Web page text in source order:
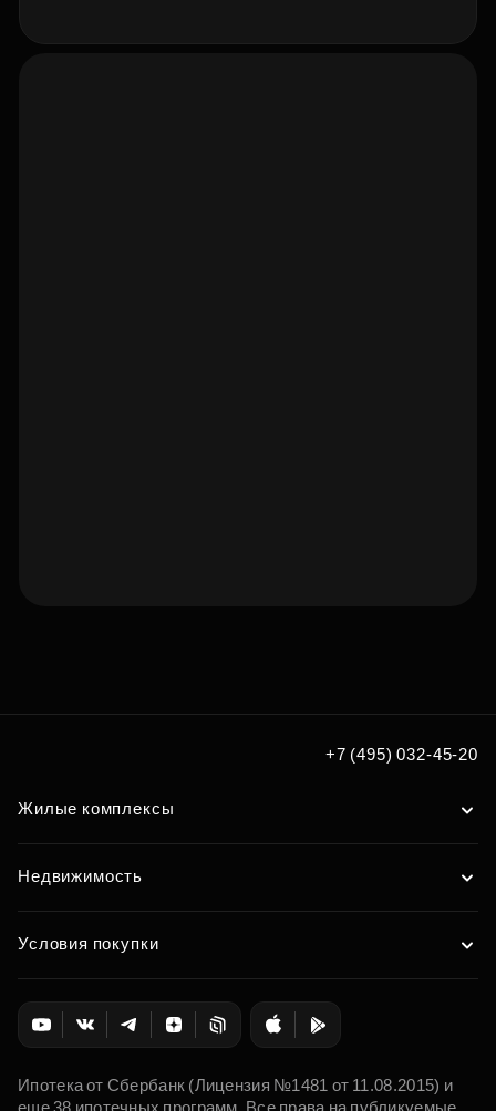
+7 (495) 032-45-20
Жилые комплексы
Недвижимость
Условия покупки
Ипотека от Сбербанк (Лицензия №1481 от 11.08.2015) и
еще 38 ипотечных программ. Все права на публикуемые